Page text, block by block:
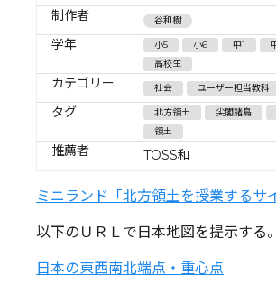
制作者
谷和樹
学年 小5 小6 中1
高校生
カテゴリー 社会 ユーザー担当教科
タグ 北方領土 尖閣諸島
領土
推薦者 TOSS和
ミニランド「北方領土を授業するサ
以下のＵＲＬで日本地図を提示する。
日本の東西南北端点・重心点